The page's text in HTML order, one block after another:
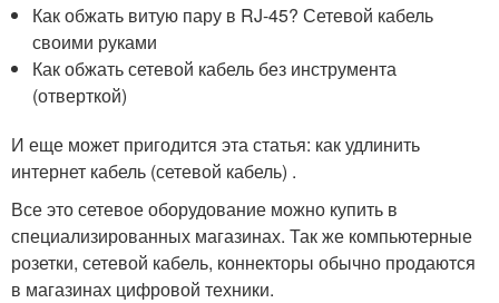
Как обжать витую пару в RJ-45? Сетевой кабель
своими руками
Как обжать сетевой кабель без инструмента
(отверткой)
И еще может пригодится эта статья: как удлинить
интернет кабель (сетевой кабель) .
Все это сетевое оборудование можно купить в
специализированных магазинах. Так же компьютерные
розетки, сетевой кабель, коннекторы обычно продаются
в магазинах цифровой техники.